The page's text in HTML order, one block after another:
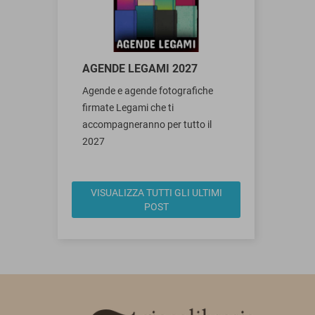
AGENDE LEGAMI 2027
Agende e agende fotografiche
firmate Legami che ti
accompagneranno per tutto il
2027
VISUALIZZA TUTTI GLI ULTIMI
POST